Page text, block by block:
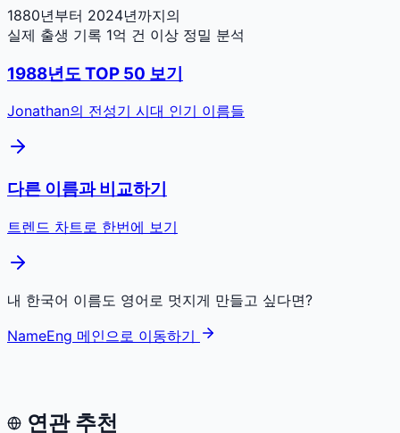
1880년부터 2024년까지의
실제 출생 기록 1억 건 이상 정밀 분석
1988년도 TOP 50 보기
Jonathan의 전성기 시대 인기 이름들
다른 이름과 비교하기
트렌드 차트로 한번에 보기
내 한국어 이름도 영어로 멋지게 만들고 싶다면?
NameEng 메인으로 이동하기
연관 추천